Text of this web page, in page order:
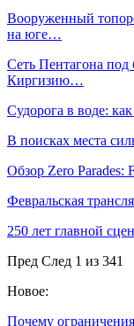
Вооруженный
на юге…
Сеть Пентагона
Киргизию…
Судорога в воде:
В поисках места
Обзор Zero Parades:
Февральская
250 лет главной
Пред След 1 из 341
Новое:
Почему